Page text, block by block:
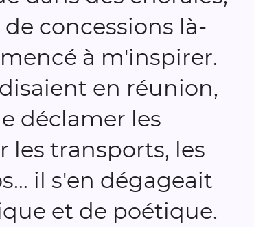
concessions là-
à m'inspirer.
en réunion,
déclamer les
les transports, les
il s'en dégageait
et de poétique.